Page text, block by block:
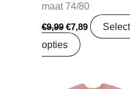
maat 74/80
€9,99 €7,89
opties
Oorspronkelijke
Huidige